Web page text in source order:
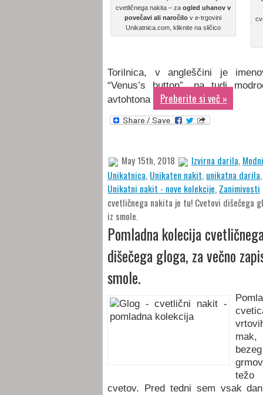
cvetličnega nakita – za ogled uhanov v
povečavi ali naročilo v e-trgovini
Unikatnica.com, kliknite na sličico
Torilnica, v angleščini je
“Venus’s button”, pa tudi
avtohtona
Preberite si več »
May 15th, 2018 Izvirna darila,
Unikatnica, Unikaten nakit, unikatna darila
Unikatni nakit - nove kolekcije, Zanimivosti
cvetličnega nakita je tu! Cvetovi dišečega
iz smole.
Pomladna kolecija
dišečega gloga, za večno
smole.
težo
cvetov. Pred tedni sem vsak